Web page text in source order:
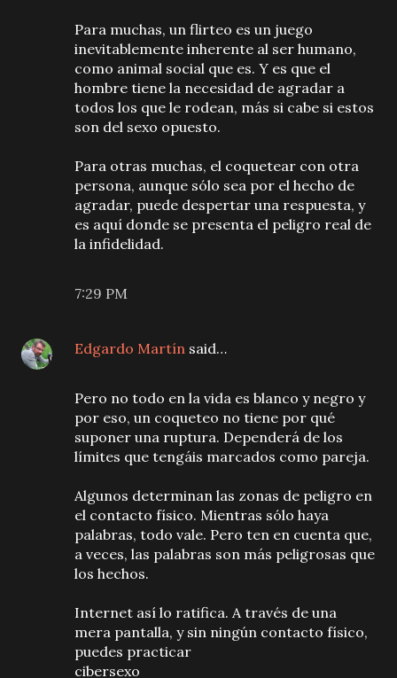
Para muchas, un flirteo es un juego
inevitablemente inherente al ser humano,
como animal social que es. Y es que el
hombre tiene la necesidad de agradar a
todos los que le rodean, más si cabe si estos
son del sexo opuesto.
Para otras muchas, el coquetear con otra
persona, aunque sólo sea por el hecho de
agradar, puede despertar una respuesta, y
es aquí donde se presenta el peligro real de
la infidelidad.
7:29 PM
Edgardo Martín said…
Pero no todo en la vida es blanco y negro y
por eso, un coqueteo no tiene por qué
suponer una ruptura. Dependerá de los
límites que tengáis marcados como pareja.
Algunos determinan las zonas de peligro en
el contacto físico. Mientras sólo haya
palabras, todo vale. Pero ten en cuenta que,
a veces, las palabras son más peligrosas que
los hechos.
Internet así lo ratifica. A través de una
mera pantalla, y sin ningún contacto físico,
puedes practicar
cibersexo